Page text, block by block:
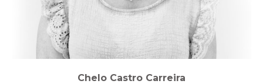
Chelo Castro Carreira